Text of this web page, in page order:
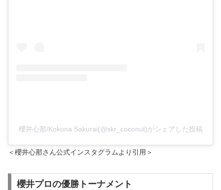
櫻井心那/Kokona Sakurai(@skr_coconut)がシェアした投稿
＜櫻井心那さん公式インスタグラムより引用＞
櫻井プロの優勝トーナメント